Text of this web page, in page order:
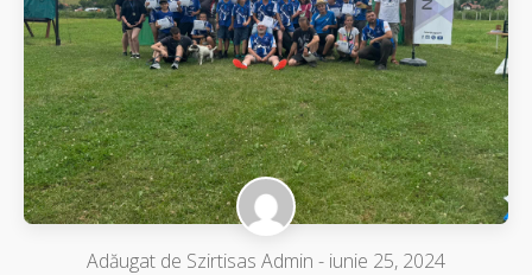
Adăugat de Szirtisas Admin - iunie 25, 2024